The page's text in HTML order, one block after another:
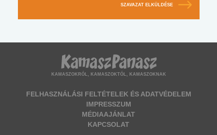
SZAVAZAT ELKÜLDÉSE
KAMASZOKRÓL, KAMASZOKTÓL, KAMASZOKNAK
FELHASZNÁLÁSI FELTÉTELEK ÉS ADATVÉDELEM
IMPRESSZUM
MÉDIAAJÁNLAT
KAPCSOLAT